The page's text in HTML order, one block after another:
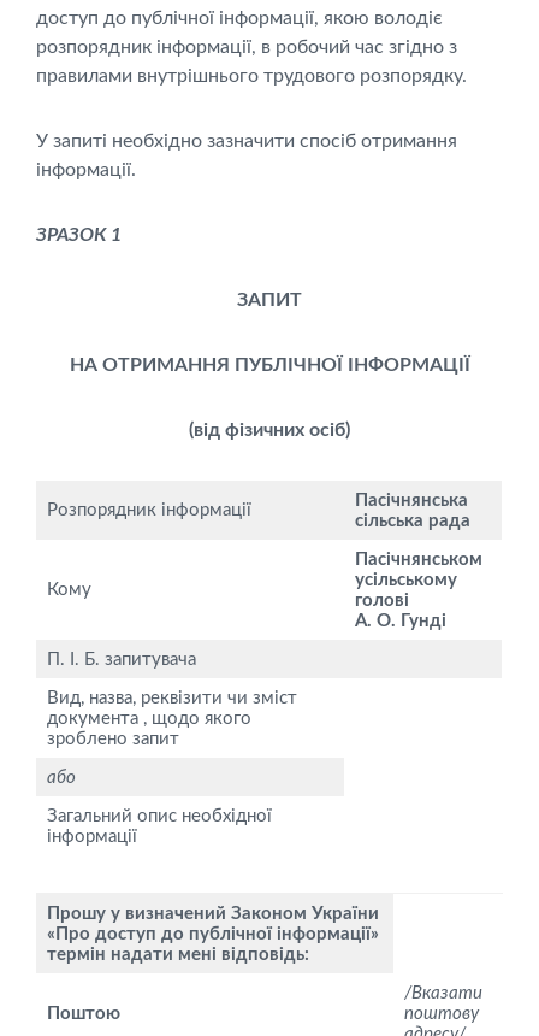
доступ до публічної інформації, якою володіє
розпорядник інформації, в робочий час згідно з
правилами внутрішнього трудового розпорядку.
У запиті необхідно зазначити спосіб отримання
інформації.
ЗРАЗОК 1
ЗАПИТ
НА ОТРИМАННЯ ПУБЛІЧНОЇ ІНФОРМАЦІЇ
(від фізичних осіб)
Розпорядник інформації
Пасічнянська
сільська рада
Кому
Пасічнянськом
усільському
голові
А. О. Гунді
П. І. Б. запитувача
Вид, назва, реквізити чи зміст
документа , щодо якого
зроблено запит
або
Загальний опис необхідної
інформації
Прошу у визначений Законом України
«Про доступ до публічної інформації»
термін надати мені відповідь:
Поштою
/Вказати
поштову